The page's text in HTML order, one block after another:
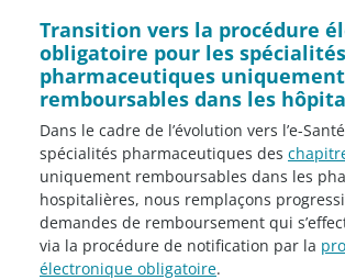
Transition vers la procédure
obligatoire pour les spécialités
pharmaceutiques uniquement
remboursables dans les
Dans le cadre de l’évolution vers l’e-
spécialités pharmaceutiques des
uniquement remboursables dans les
hospitalières, nous remplaçons
demandes de remboursement qui
via la procédure de notification par la
électronique obligatoire.